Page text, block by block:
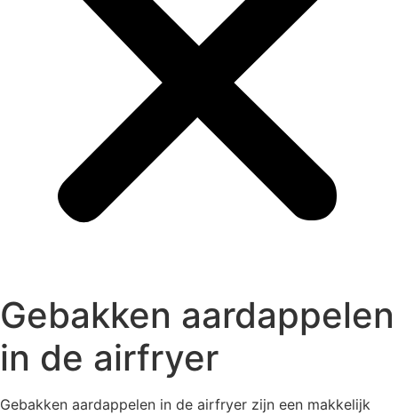
Gebakken aardappelen
in de airfryer
Gebakken aardappelen in de airfryer zijn een makkelijk